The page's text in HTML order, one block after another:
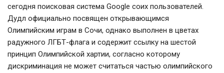
сегодня поисковая система Google соих пользователей.
Дудл официально посвящен открывающимся
Олимпийским играм в Сочи, однако выполнен в цветах
радужного ЛГБТ-флага и содержит ссылку на шестой
принцип Олимпийской хартии, согласно которому
дискриминация не может считаться частью олимпийского